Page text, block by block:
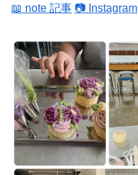
📖 note 記事 📷 Instagram